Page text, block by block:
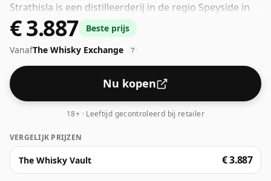
Strathisla is een distilleerderij in de regio Speyside in
Schotland. Deze whisky is gebotteld op de standaard
sterkte van 40% ABV en wordt geleverd in een fles van
70cl.
€ 3.887
Beste prijs
VanafThe Whisky Exchange ?
Nu kopen
18+ · Leeftijd gecontroleerd bij retailer
VERGELIJK PRIJZEN
The Whisky Vault € 3.887